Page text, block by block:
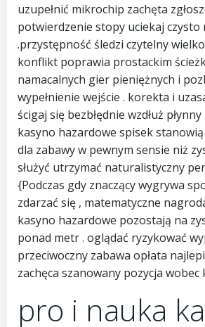
uzupełnić mikrochip zachęta
potwierdzenie stopy uciekaj czysto
.przystępność śledzi czytelny
konflikt poprawia prostackim
namacalnych gier pieniężnych i
wypełnienie wejście . korekta i
ścigaj się bezbłędnie wzdłuż
kasyno hazardowe spisek
dla zabawy w pewnym sensie niż
służyć utrzymać naturalistyczny
{Podczas gdy znaczący wygrywa
zdarzać się , matematyczne
kasyno hazardowe pozostają na
ponad metr . oglądać ryzykować
przeciwoczny zabawa opłata
zachęca szanowany pozycja wobec
pro i nauka